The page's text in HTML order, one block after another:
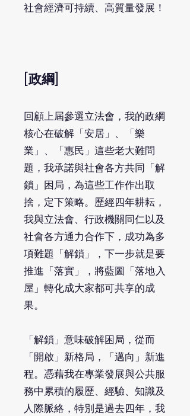
社會經濟可持續、高質量發展！
[政綱]
回顧上屆參選立法會，我的政綱
核心在破解「安居」、「樂
業」、「惠民」這些老大難問
題，我承諾與社會各方共同「解
鎖」困局，為這些工作作出取
捨，定下策略。歷經四年耕耘，
我與立法會、行政機關同仁以及
社會各方通力合作下，成功為多
項難題「解鎖」，下一步就是要
推進「落實」，將藍圖「落地·入
屋」轉化成大家都可共享的成
果。
「解鎖」意味破解困局，從而
「開啟」新格局，「邁向」新進
程。憑藉我在專業發展與公共服
務中累積的履歷、經驗、知識及
人際脈絡，特別是過去四年，我